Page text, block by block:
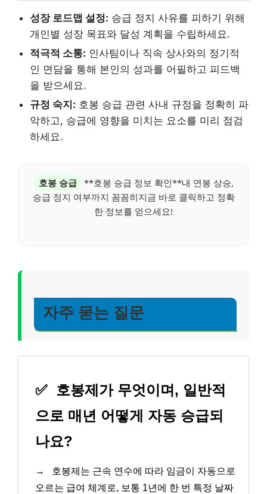
성장 로드맵 설정: 승급 정지 사유를 피하기 위해
개인별 성장 목표와 달성 계획을 수립하세요.
적극적 소통: 인사팀이나 직속 상사와의 정기적
인 면담을 통해 본인의 성과를 어필하고 피드백
을 받으세요.
규정 숙지: 호봉 승급 관련 사내 규정을 정확히 파
악하고, 승급에 영향을 미치는 요소를 미리 점검
하세요.
호봉 승급
**호봉 승급 정보 확인**내 연봉 상승,
승급 정지 여부까지 꼼꼼히지금 바로 클릭하고 정확
한 정보를 얻으세요!
자주 묻는 질문
✅ 호봉제가 무엇이며, 일반적
으로 매년 어떻게 자동 승급되
나요?
→
호봉제는 근속 연수에 따라 임금이 자동으로
오르는 급여 체계로, 보통 1년에 한 번 특정 날짜